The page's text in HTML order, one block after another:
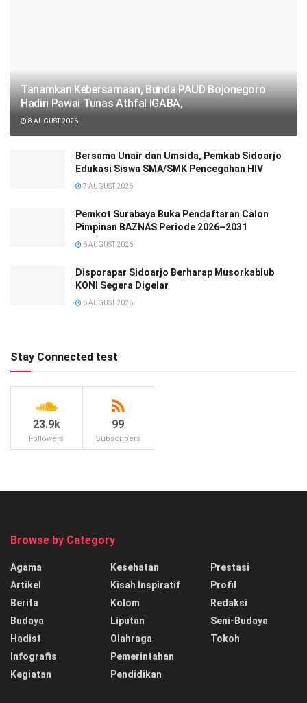
Tanamkan Kebersamaan, Bunda PAUD Bojonegoro
Hadiri Pawai Tunas Athfal IGABA,
8 AUGUST 2026
Bersama Unair dan Umsida, Pemkab Sidoarjo
Edukasi Siswa SMA/SMK Pencegahan HIV
7 AUGUST 2026
Pemkot Surabaya Buka Pendaftaran Calon
Pimpinan BAZNAS Periode 2026–2031
6 AUGUST 2026
Disporapar Sidoarjo Berharap Musorkablub
KONI Segera Digelar
6 AUGUST 2026
Stay Connected test
23.9k
Followers
99
Subscribers
Browse by Category
Agama
Artikel
Berita
Budaya
Hadist
Infografis
Kegiatan
Kesehatan
Kisah Inspiratif
Kolom
Liputan
Olahraga
Pemerintahan
Pendidikan
Prestasi
Profil
Redaksi
Seni-Budaya
Tokoh